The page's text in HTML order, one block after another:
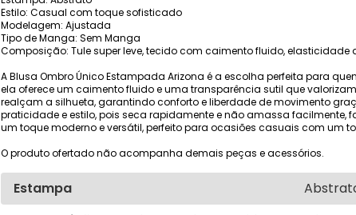
Estilo: Casual com toque sofisticado
Modelagem: Ajustada
Tipo de Manga: Sem Manga
Composição: Tule super leve, tecido com caimento fluido,
A Blusa Ombro Único Estampada Arizona é a escolha perfeita para
ela oferece um caimento fluido e uma transparência sutil que
realçam a silhueta, garantindo conforto e liberdade de movimento
praticidade e estilo, pois seca rapidamente e não amassa
um toque moderno e versátil, perfeito para ocasiões casuais com um
O produto ofertado não acompanha demais peças e acessórios.
Estampa